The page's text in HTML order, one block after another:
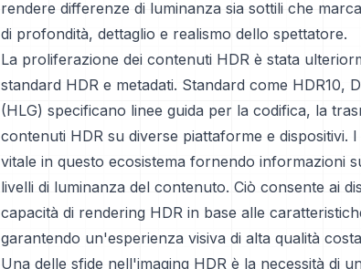
rendere differenze di luminanza sia sottili che
di profondità, dettaglio e realismo dello spettatore.
La proliferazione dei contenuti HDR è stata
standard HDR e metadati. Standard come HDR10,
(HLG) specificano linee guida per la codifica, la
contenuti HDR su diverse piattaforme e dispositivi.
vitale in questo ecosistema fornendo informazioni
livelli di luminanza del contenuto. Ciò consente ai
capacità di rendering HDR in base alle
garantendo un'esperienza visiva di alta qualità
Una delle sfide nell'imaging HDR è la necessità di